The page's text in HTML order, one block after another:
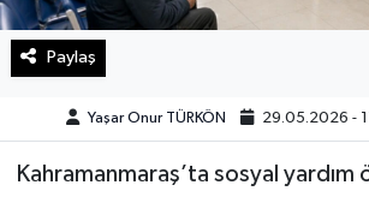
Paylaş
Yaşar Onur TÜRKÖN 29.05.2026 -
Kahramanmaraş’ta sosyal yardım
Sağlık
Spor